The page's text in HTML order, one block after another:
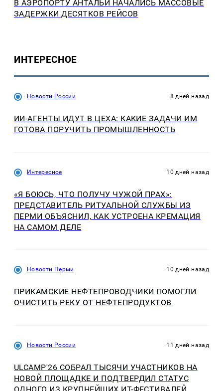
В АЭРОПОРТУ АНТАЛЬИ НАЧАЛИСЬ МАССОВЫЕ
ЗАДЕРЖКИ ДЕСЯТКОВ РЕЙСОВ
ИНТЕРЕСНОЕ
Новости России 8 дней назад
ИИ-АГЕНТЫ ИДУТ В ЦЕХА: КАКИЕ ЗАДАЧИ ИМ
ГОТОВА ПОРУЧИТЬ ПРОМЫШЛЕННОСТЬ
Интересное 10 дней назад
«Я БОЮСЬ, ЧТО ПОЛУЧУ ЧУЖОЙ ПРАХ»:
ПРЕДСТАВИТЕЛЬ РИТУАЛЬНОЙ СЛУЖБЫ ИЗ
ПЕРМИ ОБЪЯСНИЛ, КАК УСТРОЕНА КРЕМАЦИЯ
НА САМОМ ДЕЛЕ
Новости Перми 10 дней назад
ПРИКАМСКИЕ НЕФТЕПРОВОДЧИКИ ПОМОГЛИ
ОЧИСТИТЬ РЕКУ ОТ НЕФТЕПРОДУКТОВ
Новости России 11 дней назад
ULCAMP'26 СОБРАЛ ТЫСЯЧИ УЧАСТНИКОВ НА
НОВОЙ ПЛОЩАДКЕ И ПОДТВЕРДИЛ СТАТУС